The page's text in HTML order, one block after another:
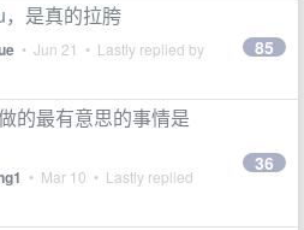
是真的拉胯
• Jun 21 • Lastly replied by 85
的最有意思的事情是
• Mar 10 • Lastly replied
36